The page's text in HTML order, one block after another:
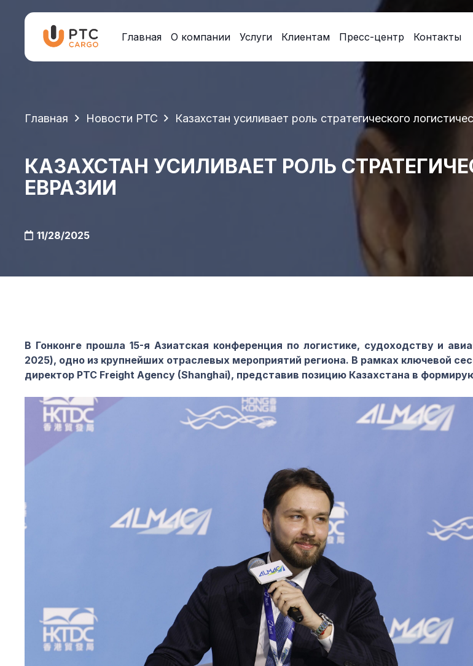
Главная О компании Услуги Клиентам Пресс-центр Контакты
Главная Новости PTC Казахстан усиливает роль стратегического
КАЗАХСТАН УСИЛИВАЕТ РОЛЬ
ЕВРАЗИИ
11/28/2025
В Гонконге прошла 15-я Азиатская конференция по логистике, судоходству и
2025), одно из крупнейших отраслевых мероприятий региона. В рамках ключевой
директор PTC Freight Agency (Shanghai), представив позицию Казахстана в